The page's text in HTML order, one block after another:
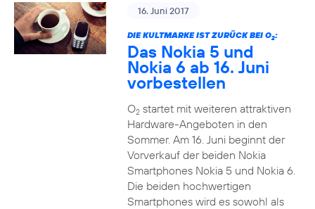
16. Juni 2017
DIE KULTMARKE IST ZURÜCK BEI O2:
Das Nokia 5 und
Nokia 6 ab 16. Juni
vorbestellen
O2startet mit weiteren attraktiven
Hardware-Angeboten in den
Sommer. Am 16. Juni beginnt der
Vorverkauf der beiden Nokia
Smartphones Nokia 5 und Nokia 6.
Die beiden hochwertigen
Smartphones wird es sowohl als